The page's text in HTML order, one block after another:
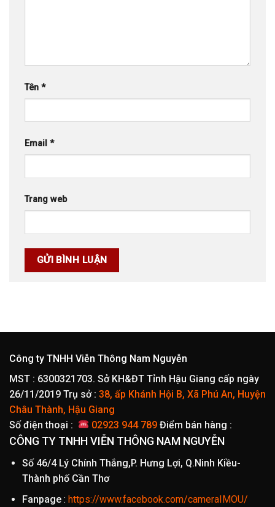
Tên *
Email *
Trang web
Công ty TNHH Viễn Thông Nam Nguyễn
MST : 6300321703. Sở KH&ĐT Tỉnh Hậu Giang cấp ngày
26/11/2019 Trụ sở : 38, ấp Khánh Hội B, Xã Phú An, Huyện
Châu Thành, Hậu Giang
Số điện thoại :
02923 944 789 Điểm bán hàng :
CÔNG TY TNHH VIỄN THÔNG NAM NGUYỄN
Số 46/4 Lý Chính Thắng,P. Hưng Lợi, Q.Ninh Kiều-
Thành phố Cần Thơ
Fanpage: https://www.facebook.com/cameraIMOU/